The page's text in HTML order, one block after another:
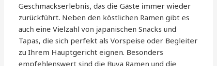
Geschmackserlebnis, das die Gäste immer wieder
zurückführt. Neben den köstlichen Ramen gibt es
auch eine Vielzahl von japanischen Snacks und
Tapas, die sich perfekt als Vorspeise oder Begleiter
zu Ihrem Hauptgericht eignen. Besonders
empfehlenswert sind die Buya Ramen und die